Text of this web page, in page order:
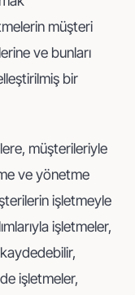
müşteri
ve bunları
bir
müşterileriyle
ve yönetme
işletmeyle
işletmeler,
işletmeler,